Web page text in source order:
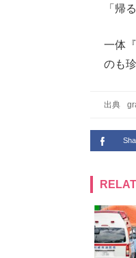
「帰
一体
のも
出典